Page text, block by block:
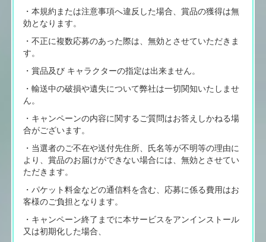
・本規約または注意事項へ違反した場合、賞品の獲得は無
効となります。
・不正に複数応募のあった際は、無効とさせていただきま
す。
・賞品及び キャラクターの指定は出来ません。
・輸送中の破損や遺失について弊社は一切関知いたしませ
ん。
・キャンペーンの内容に関するご質問はお答えしかねる場
合がございます。
・当選者のご不在や送付先住所、氏名等が不明等の理由に
より、賞品のお届けができない場合には、無効とさせてい
ただきます。
・パケット料金などの通信料を含む、応募に係る費用はお
客様のご負担となります。
・キャンペーン終了までに本サービスをアンインストール
又は初期化した場合、